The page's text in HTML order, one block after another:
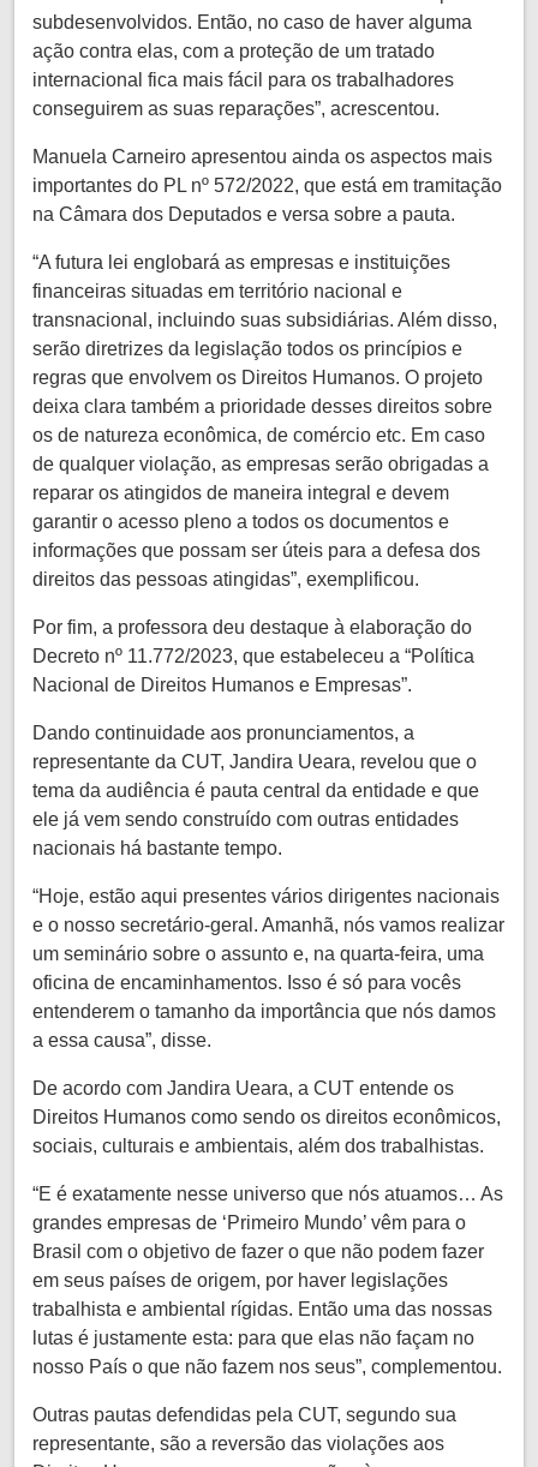
subdesenvolvidos. Então, no caso de haver alguma
ação contra elas, com a proteção de um tratado
internacional fica mais fácil para os trabalhadores
conseguirem as suas reparações”, acrescentou.
Manuela Carneiro apresentou ainda os aspectos mais
importantes do PL nº 572/2022, que está em tramitação
na Câmara dos Deputados e versa sobre a pauta.
“A futura lei englobará as empresas e instituições
financeiras situadas em território nacional e
transnacional, incluindo suas subsidiárias. Além disso,
serão diretrizes da legislação todos os princípios e
regras que envolvem os Direitos Humanos. O projeto
deixa clara também a prioridade desses direitos sobre
os de natureza econômica, de comércio etc. Em caso
de qualquer violação, as empresas serão obrigadas a
reparar os atingidos de maneira integral e devem
garantir o acesso pleno a todos os documentos e
informações que possam ser úteis para a defesa dos
direitos das pessoas atingidas”, exemplificou.
Por fim, a professora deu destaque à elaboração do
Decreto nº 11.772/2023, que estabeleceu a “Política
Nacional de Direitos Humanos e Empresas”.
Dando continuidade aos pronunciamentos, a
representante da CUT, Jandira Ueara, revelou que o
tema da audiência é pauta central da entidade e que
ele já vem sendo construído com outras entidades
nacionais há bastante tempo.
“Hoje, estão aqui presentes vários dirigentes nacionais
e o nosso secretário-geral. Amanhã, nós vamos realizar
um seminário sobre o assunto e, na quarta-feira, uma
oficina de encaminhamentos. Isso é só para vocês
entenderem o tamanho da importância que nós damos
a essa causa”, disse.
De acordo com Jandira Ueara, a CUT entende os
Direitos Humanos como sendo os direitos econômicos,
sociais, culturais e ambientais, além dos trabalhistas.
“E é exatamente nesse universo que nós atuamos… As
grandes empresas de ‘Primeiro Mundo’ vêm para o
Brasil com o objetivo de fazer o que não podem fazer
em seus países de origem, por haver legislações
trabalhista e ambiental rígidas. Então uma das nossas
lutas é justamente esta: para que elas não façam no
nosso País o que não fazem nos seus”, complementou.
Outras pautas defendidas pela CUT, segundo sua
representante, são a reversão das violações aos